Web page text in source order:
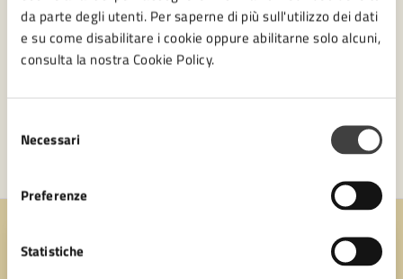
da parte degli utenti. Per saperne di più sull'utilizzo dei dati
e su come disabilitare i cookie oppure abilitarne solo alcuni,
consulta la nostra Cookie Policy.
delNecessari
Preferenze
Statistiche
Quanto sono chiare le informazioni su questa